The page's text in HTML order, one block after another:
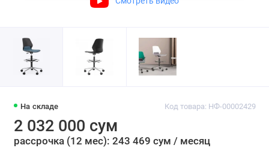
На складе Код товара: НФ-00002429
2 032 000 сум
рассрочка (12 мес): 243 469 сум / месяц